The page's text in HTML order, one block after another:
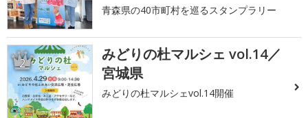
青森県の40市町村を巡るスタンプラリー
2
みどりの杜マルシェ vol.14／
宮城県
みどりの杜マルシェvol.14開催